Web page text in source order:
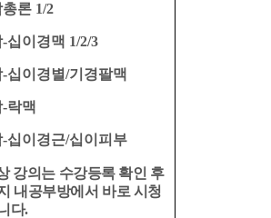
론 1/2
십이경맥 1/2/3
-십이경별/기경팔맥
락맥
-십이경근/십이피부
강의는 수강등록 확인 후
내공부방에서 바로 시청
다.